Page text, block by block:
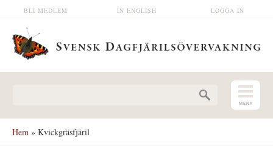
Hoppa till huvudinnehåll LOGGA IN
IN ENGLISH
BLI MEDLEM
Hem » Kvickgräsfjäril